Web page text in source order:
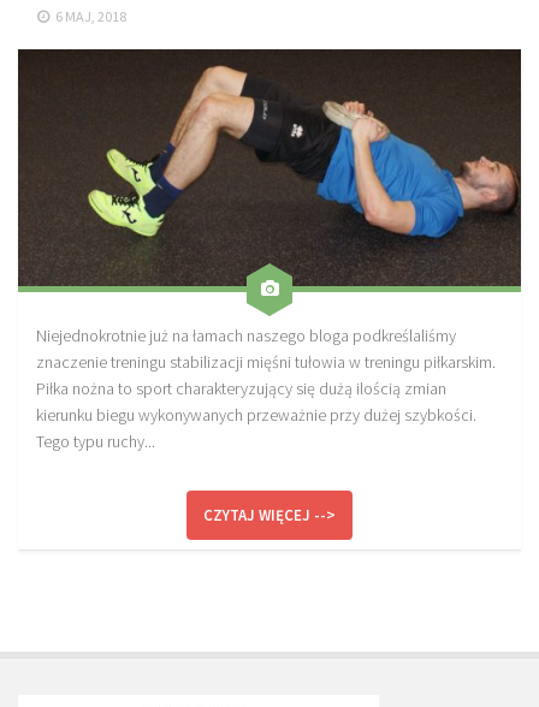
Poręcze do ćwiczeń PRO TRAINING
Drążki do ćwiczeń PRO TRAINING
Guma oporowa PRO TRAINING
PRODUKTY
Piłkarska Kuchnia
Poradnik Piłkarza
Dziennik Piłkarza
Planer Trenera – dziennik, konspekty, notatki
Plany treningowe
Plan treningowy core stability
Plan treningowy szybkość i dynamika
6 MAJ, 2018
Niejednokrotnie już na łamach naszego bloga podkreślaliśmy
znaczenie treningu stabilizacji mięśni tułowia w treningu piłkarskim.
Piłka nożna to sport charakteryzujący się dużą ilością zmian
kierunku biegu wykonywanych przeważnie przy dużej szybkości.
Tego typu ruchy...
CZYTAJ WIĘCEJ -->